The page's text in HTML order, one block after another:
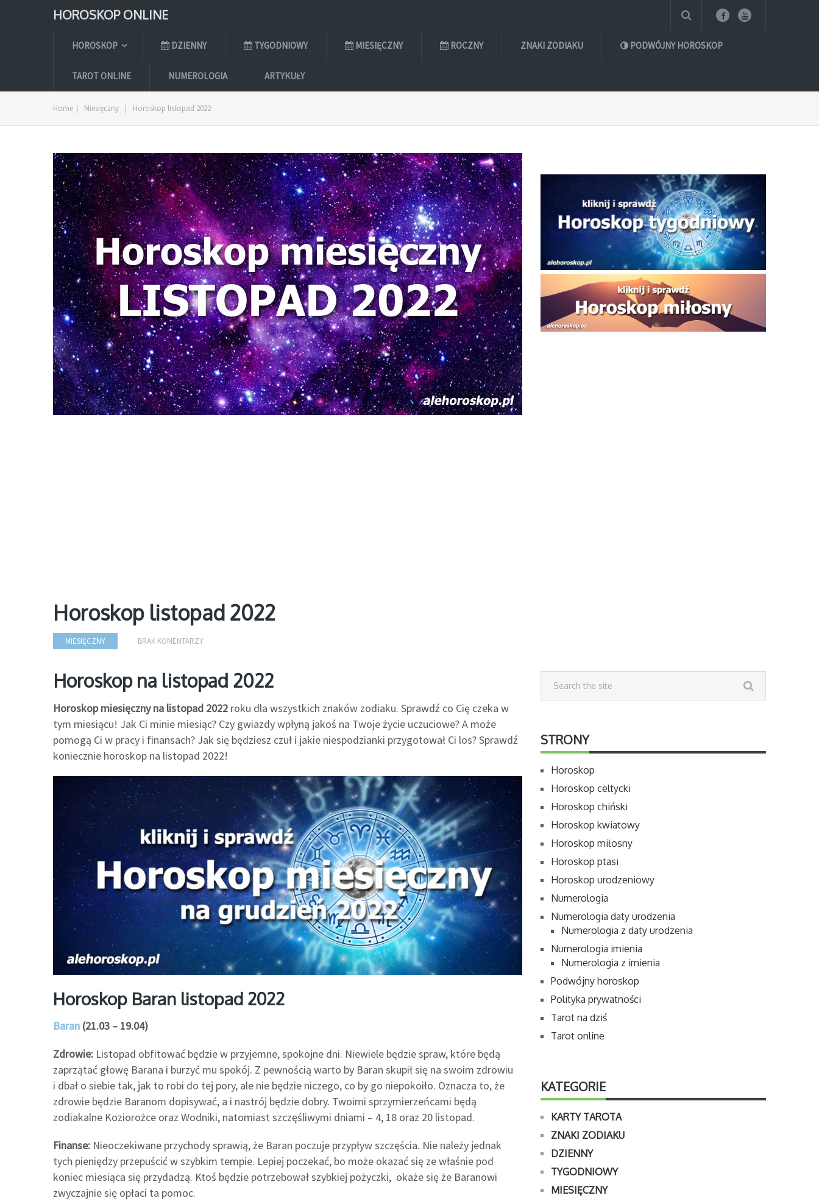
HOROSKOP ONLINE
HOROSKOP DZIENNY TYGODNIOWY MIESIĘCZNY ROCZNY ZNAKI ZODIAKU PODWÓJNY HOROSKOP
TAROT ONLINE NUMEROLOGIA ARTYKUŁY
Home | Miesięczny | Horoskop listopad 2022
Horoskop listopad 2022
MIESIĘCZNY BRAK KOMENTARZY
Horoskop na listopad 2022
Horoskop miesięczny na listopad 2022 roku dla wszystkich znaków zodiaku. Sprawdź co Cię czeka w
tym miesiącu! Jak Ci minie miesiąc? Czy gwiazdy wpłyną jakoś na Twoje życie uczuciowe? A może
pomogą Ci w pracy i finansach? Jak się będziesz czuł i jakie niespodzianki przygotował Ci los? Sprawdź
koniecznie horoskop na listopad 2022!
Horoskop Baran listopad 2022
Baran (21.03 – 19.04)
Zdrowie: Listopad obfitować będzie w przyjemne, spokojne dni. Niewiele będzie spraw, które będą
zaprzątać głowę Barana i burzyć mu spokój. Z pewnością warto by Baran skupił się na swoim zdrowiu
i dbał o siebie tak, jak to robi do tej pory, ale nie będzie niczego, co by go niepokoiło. Oznacza to, że
zdrowie będzie Baranom dopisywać, a i nastrój będzie dobry. Twoimi sprzymierzeńcami będą
zodiakalne Koziorożce oraz Wodniki, natomiast szczęśliwymi dniami – 4, 18 oraz 20 listopad.
Finanse: Nieoczekiwane przychody sprawią, że Baran poczuje przypływ szczęścia. Nie należy jednak
tych pieniędzy przepuścić w szybkim tempie. Lepiej poczekać, bo może okazać się ze właśnie pod
koniec miesiąca się przydadzą. Ktoś będzie potrzebował szybkiej pożyczki, okaże się że Baranowi
zwyczajnie się opłaci ta pomoc.
STRONY
Horoskop
Horoskop celtycki
Horoskop chiński
Horoskop kwiatowy
Horoskop miłosny
Horoskop ptasi
Horoskop urodzeniowy
Numerologia
Numerologia daty urodzenia
Numerologia z daty urodzenia
Numerologia imienia
Numerologia z imienia
Podwójny horoskop
Polityka prywatności
Tarot na dziś
Tarot online
KATEGORIE
KARTY TAROTA
ZNAKI ZODIAKU
DZIENNY
TYGODNIOWY
MIESIĘCZNY